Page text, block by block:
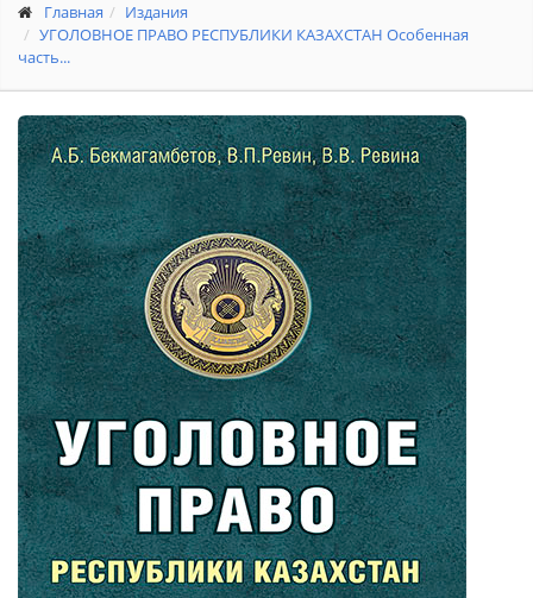
Главная
Издания
УГОЛОВНОЕ ПРАВО РЕСПУБЛИКИ КАЗАХСТАН Особенная
часть...